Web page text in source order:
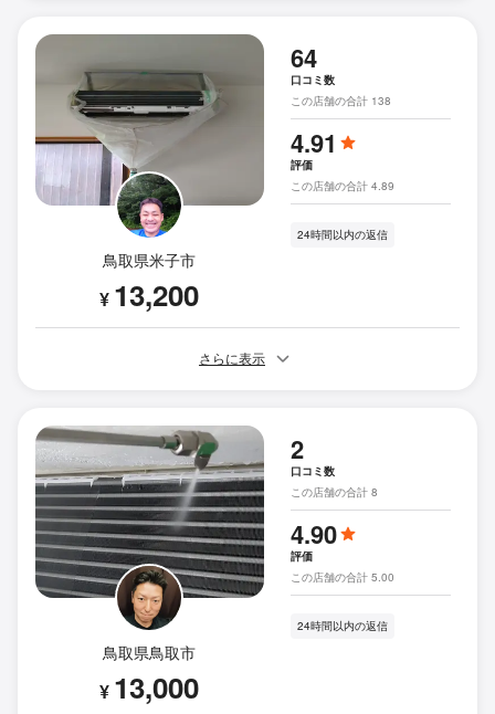
鳥取県米子市
¥ 13,200
64
口コミ数
この店舗の合計 138
4.91
評価
この店舗の合計 4.89
24時間以内の返信
さらに表示
鳥取県鳥取市
¥ 13,000
2
口コミ数
この店舗の合計 8
4.90
評価
この店舗の合計 5.00
24時間以内の返信